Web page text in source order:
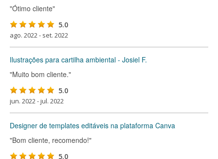
"Ótimo cliente"
5.0
ago. 2022 - set. 2022
Ilustrações para cartilha ambiental - Josiel F.
"Muito bom cliente."
5.0
jun. 2022 - jul. 2022
Designer de templates editáveis na plataforma Canva
"Bom cliente, recomendo!"
5.0